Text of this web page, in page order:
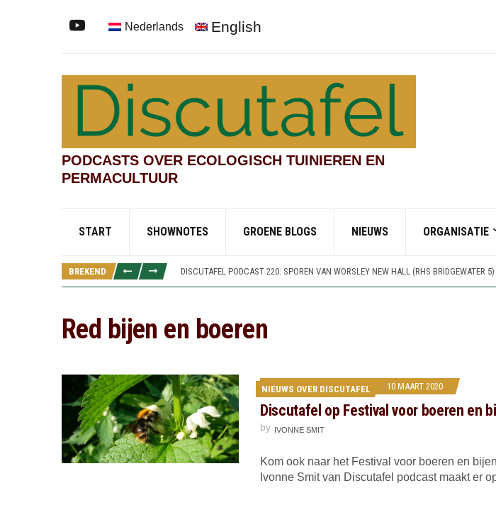
Nederlands English
PODCASTS OVER ECOLOGISCH TUINIEREN EN
PERMACULTUUR
START SHOWNOTES GROENE BLOGS NIEUWS ORGANISATIE
BREKEND
DISCUTAFEL PODCAST 220: SPOREN VAN WORSLEY NEW HALL (RHS BRIDGEWATER 5)
DISCUTAFEL PODCAST 219: TESTVELDEN EN CHINESE STREAMSIDE GARDEN (RHS
DISCUTAFEL PODCAST 221: SAMENTUINEN (RHS BRIDGEWATER 6)
Red bijen en boeren
NIEUWS OVER DISCUTAFEL 10 MAART 2020
Discutafel op Festival voor boeren en
by IVONNE SMIT
Kom ook naar het Festival voor boeren en
Ivonne Smit van Discutafel podcast maakt er